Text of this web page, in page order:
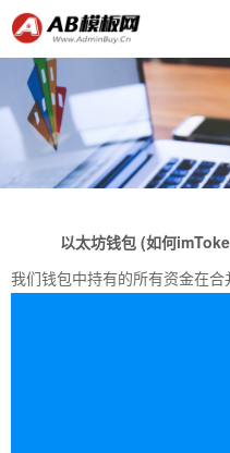
以太坊钱包 (如何
我们钱包中持有的所有资金在合